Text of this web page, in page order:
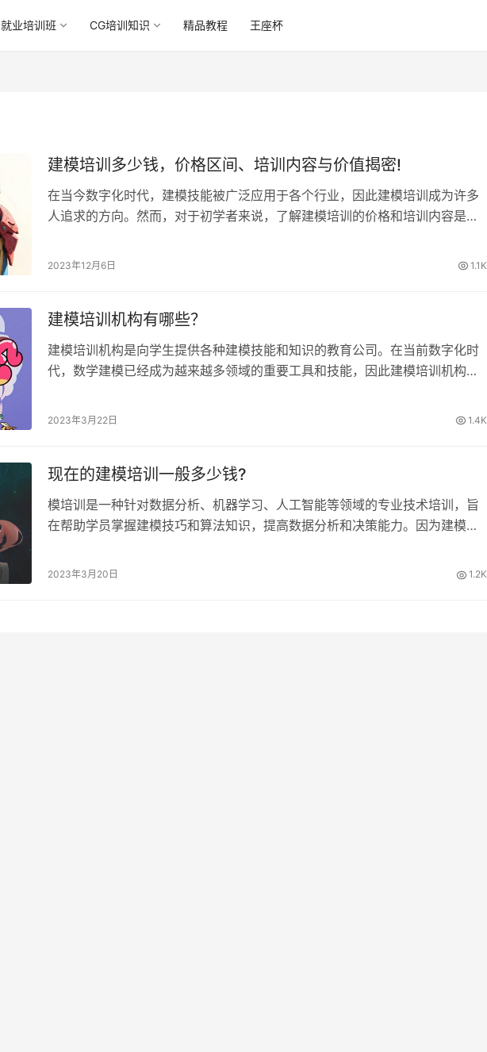
就业培训班 CG培训知识 精品教程 王座杯
建模培训多少钱，价格区间、培训内容与价值揭密!
在当今数字化时代，建模技能被广泛应用于各个行业，因此建模培训成为许多
人追求的方向。然而，对于初学者来说，了解建模培训的价格和培训内容是至
2023年12月6日 1.1K
建模培训机构有哪些？
建模培训机构是向学生提供各种建模技能和知识的教育公司。在当前数字化时
代，数学建模已经成为越来越多领域的重要工具和技能，因此建模培训机构也
2023年3月22日 1.4K
现在的建模培训一般多少钱?
模培训是一种针对数据分析、机器学习、人工智能等领域的专业技术培训，旨
在帮助学员掌握建模技巧和算法知识，提高数据分析和决策能力。因为建模技
2023年3月20日 1.2K